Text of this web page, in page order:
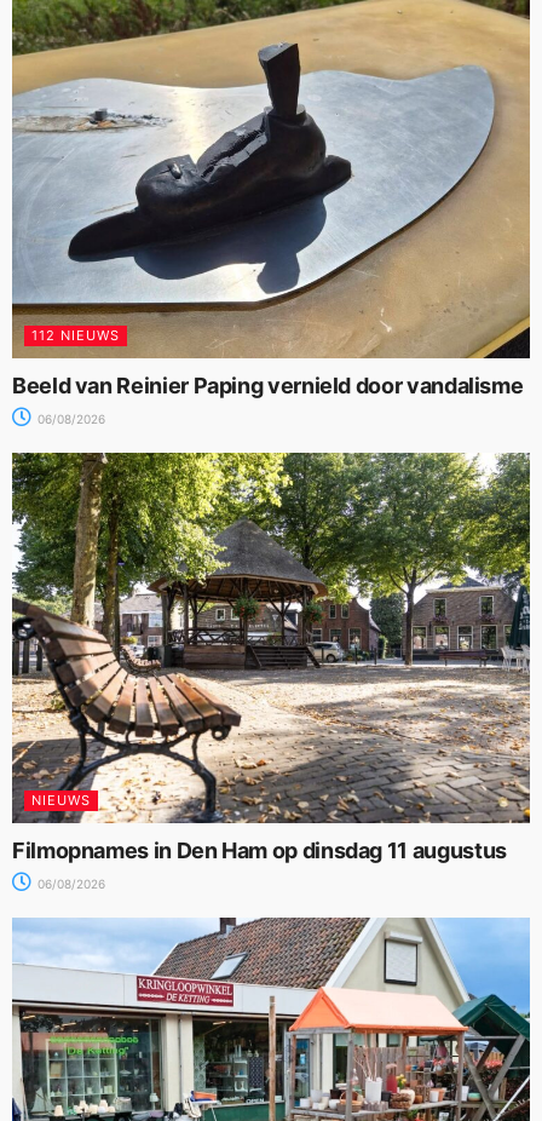
112 NIEUWS
Beeld van Reinier Paping vernield door vandalisme
06/08/2026
NIEUWS
Filmopnames in Den Ham op dinsdag 11 augustus
06/08/2026